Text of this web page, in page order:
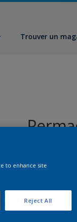
Trouver un
to enhance site
Reject All